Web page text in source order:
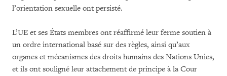
l’orientation sexuelle ont persisté.
L’UE et ses États membres ont réaffirmé leur ferme soutien à
un ordre international basé sur des règles, ainsi qu’aux
organes et mécanismes des droits humains des Nations Unies,
et ils ont souligné leur attachement de principe à la Cour